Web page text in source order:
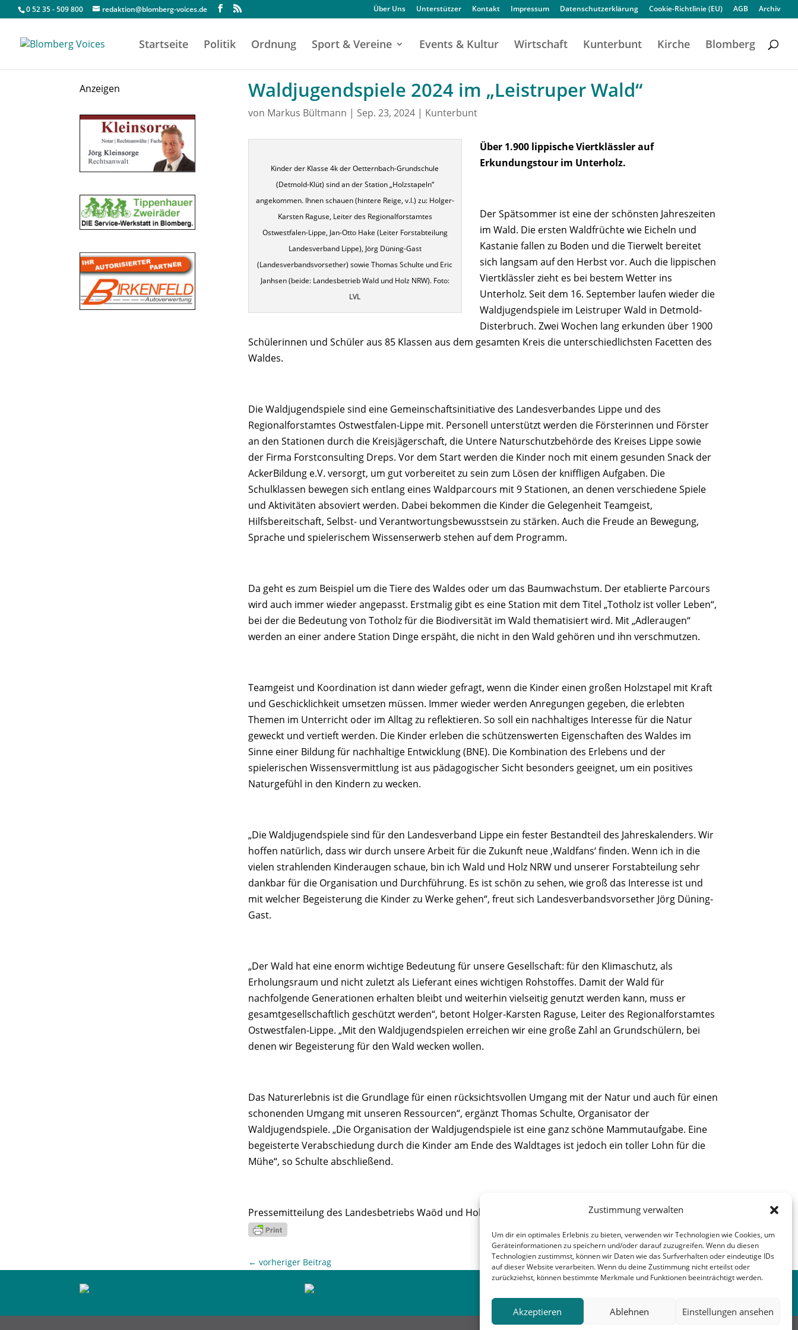
Zustimmung verwalten
Um dir ein optimales Erlebnis zu bieten, verwenden wir Technologien wie Cookies, um
Geräteinformationen zu speichern und/oder darauf zuzugreifen. Wenn du diesen
Technologien zustimmst, können wir Daten wie das Surfverhalten oder eindeutige IDs
auf dieser Website verarbeiten. Wenn du deine Zustimmung nicht erteilst oder
zurückziehst, können bestimmte Merkmale und Funktionen beeinträchtigt werden.
Akzeptieren Ablehnen Einstellungen ansehen
0 52 35 - 509 800 redaktion@blomberg-voices.de Über Uns Unterstützer Kontakt Impressum Datenschutzerklärung Cookie-Richtlinie (EU) AGB Archiv
Startseite Politik Ordnung Sport & Vereine Events & Kultur Wirtschaft Kunterbunt Kirche Blomberg
Anzeigen Waldjugendspiele 2024 im „Leistruper Wald“
von Markus Bültmann | Sep. 23, 2024| Kunterbunt
Kinder der Klasse 4k der Oetternbach-Grundschule
(Detmold-Klüt) sind an der Station „Holzstapeln“
angekommen. Ihnen schauen (hintere Reige, v.l.) zu: Holger-
Karsten Raguse, Leiter des Regionalforstamtes
Ostwestfalen-Lippe, Jan-Otto Hake (Leiter Forstabteilung
Landesverband Lippe), Jörg Düning-Gast
(Landesverbandsvorsether) sowie Thomas Schulte und Eric
Janhsen (beide: Landesbetrieb Wald und Holz NRW). Foto:
LVL
Über 1.900 lippische Viertklässler auf
Erkundungstour im Unterholz.
Der Spätsommer ist eine der schönsten Jahreszeiten
im Wald. Die ersten Waldfrüchte wie Eicheln und
Kastanie fallen zu Boden und die Tierwelt bereitet
sich langsam auf den Herbst vor. Auch die lippischen
Viertklässler zieht es bei bestem Wetter ins
Unterholz. Seit dem 16. September laufen wieder die
Waldjugendspiele im Leistruper Wald in Detmold-
Disterbruch. Zwei Wochen lang erkunden über 1900
Schülerinnen und Schüler aus 85 Klassen aus dem gesamten Kreis die unterschiedlichsten Facetten des
Waldes.
Die Waldjugendspiele sind eine Gemeinschaftsinitiative des Landesverbandes Lippe und des
Regionalforstamtes Ostwestfalen-Lippe mit. Personell unterstützt werden die Försterinnen und Förster
an den Stationen durch die Kreisjägerschaft, die Untere Naturschutzbehörde des Kreises Lippe sowie
der Firma Forstconsulting Dreps. Vor dem Start werden die Kinder noch mit einem gesunden Snack der
AckerBildung e.V. versorgt, um gut vorbereitet zu sein zum Lösen der kniffligen Aufgaben. Die
Schulklassen bewegen sich entlang eines Waldparcours mit 9 Stationen, an denen verschiedene Spiele
und Aktivitäten absoviert werden. Dabei bekommen die Kinder die Gelegenheit Teamgeist,
Hilfsbereitschaft, Selbst- und Verantwortungsbewusstsein zu stärken. Auch die Freude an Bewegung,
Sprache und spielerischem Wissenserwerb stehen auf dem Programm.
Da geht es zum Beispiel um die Tiere des Waldes oder um das Baumwachstum. Der etablierte Parcours
wird auch immer wieder angepasst. Erstmalig gibt es eine Station mit dem Titel „Totholz ist voller Leben“,
bei der die Bedeutung von Totholz für die Biodiversität im Wald thematisiert wird. Mit „Adleraugen“
werden an einer andere Station Dinge erspäht, die nicht in den Wald gehören und ihn verschmutzen.
Teamgeist und Koordination ist dann wieder gefragt, wenn die Kinder einen großen Holzstapel mit Kraft
und Geschicklichkeit umsetzen müssen. Immer wieder werden Anregungen gegeben, die erlebten
Themen im Unterricht oder im Alltag zu reflektieren. So soll ein nachhaltiges Interesse für die Natur
geweckt und vertieft werden. Die Kinder erleben die schützenswerten Eigenschaften des Waldes im
Sinne einer Bildung für nachhaltige Entwicklung (BNE). Die Kombination des Erlebens und der
spielerischen Wissensvermittlung ist aus pädagogischer Sicht besonders geeignet, um ein positives
Naturgefühl in den Kindern zu wecken.
„Die Waldjugendspiele sind für den Landesverband Lippe ein fester Bestandteil des Jahreskalenders. Wir
hoffen natürlich, dass wir durch unsere Arbeit für die Zukunft neue ‚Waldfans‘ finden. Wenn ich in die
vielen strahlenden Kinderaugen schaue, bin ich Wald und Holz NRW und unserer Forstabteilung sehr
dankbar für die Organisation und Durchführung. Es ist schön zu sehen, wie groß das Interesse ist und
mit welcher Begeisterung die Kinder zu Werke gehen“, freut sich Landesverbandsvorsether Jörg Düning-
Gast.
„Der Wald hat eine enorm wichtige Bedeutung für unsere Gesellschaft: für den Klimaschutz, als
Erholungsraum und nicht zuletzt als Lieferant eines wichtigen Rohstoffes. Damit der Wald für
nachfolgende Generationen erhalten bleibt und weiterhin vielseitig genutzt werden kann, muss er
gesamtgesellschaftlich geschützt werden“, betont Holger-Karsten Raguse, Leiter des Regionalforstamtes
Ostwestfalen-Lippe. „Mit den Waldjugendspielen erreichen wir eine große Zahl an Grundschülern, bei
denen wir Begeisterung für den Wald wecken wollen.
Das Naturerlebnis ist die Grundlage für einen rücksichtsvollen Umgang mit der Natur und auch für einen
schonenden Umgang mit unseren Ressourcen“, ergänzt Thomas Schulte, Organisator der
Waldjugendspiele. „Die Organisation der Waldjugendspiele ist eine ganz schöne Mammutaufgabe. Eine
begeisterte Verabschiedung durch die Kinder am Ende des Waldtages ist jedoch ein toller Lohn für die
Mühe“, so Schulte abschließend.
Pressemitteilung des Landesbetriebs Waöd und Holz NRW und des Landesverbandes Lippe
← vorheriger Beitrag nächster Beitrag→